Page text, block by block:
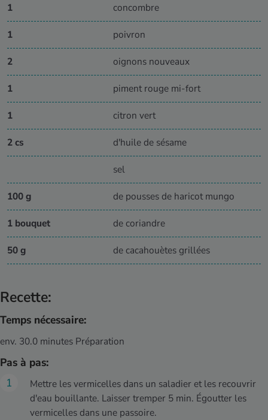
1 concombre
1 poivron
2 oignons nouveaux
1 piment rouge mi-fort
1 citron vert
2 cs d'huile de sésame
sel
100 g de pousses de haricot mungo
1 bouquet de coriandre
50 g de cacahouètes grillées
Recette:
Temps nécessaire:
env. 30.0 minutes Préparation
Pas à pas:
Mettre les vermicelles dans un saladier et les recouvrir
d'eau bouillante. Laisser tremper 5 min. Égoutter les
vermicelles dans une passoire.